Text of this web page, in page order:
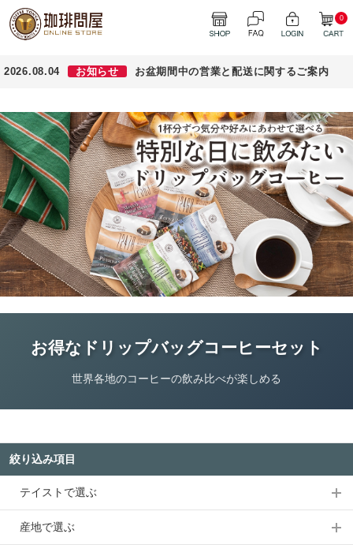
0
2026.08.04 お知らせ お盆期間中の営業と配送に関するご案内
お得なドリップバッグコーヒーセット
世界各地のコーヒーの飲み比べが楽しめる
絞り込み項目
テイストで選ぶ
産地で選ぶ